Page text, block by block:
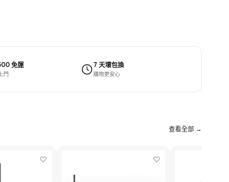
免運
門
7 天壞包換
購物更安心
查看全部 →